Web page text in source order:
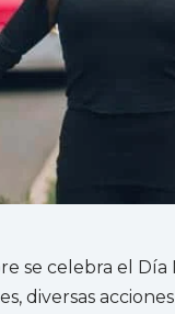
se celebra el
diversas